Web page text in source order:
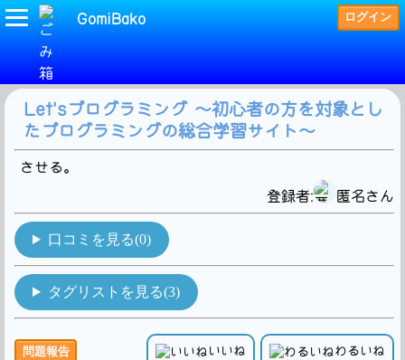
GomiBako ログイン
(Java)タグの検索結果です。2Hit!
Let'sプログラミング ～初心者の方を対象とし
たプログラミングの総合学習サイト～
させる。
登録者:
匿名さん
口コミを見る(0)
タグリストを見る(3)
問題報告 いいね わるいね